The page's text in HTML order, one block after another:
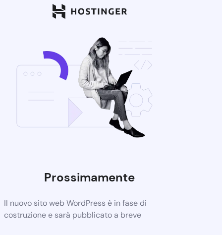
Prossimamente
Il nuovo sito web WordPress è in fase di
costruzione e sarà pubblicato a breve